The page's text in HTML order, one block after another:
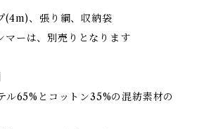
(4m)、張り綱、収納袋
マーは、別売りとなります
65%とコットン35%の混紡素材の